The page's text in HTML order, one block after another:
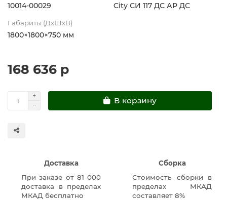
10014-00029 City СИ 117 ДС АР ДС
Габариты (ДхШхВ)
1800×1800×750 мм
168 636 р
В корзину
Доставка
При заказе от 81 000
доставка в пределах
МКАД бесплатно
Сборка
Стоимость сборки в
пределах МКАД
составляет 8%